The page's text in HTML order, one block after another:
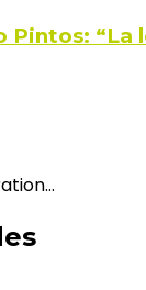
Pintos: